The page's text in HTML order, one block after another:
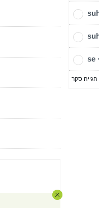
se
הגייה סקר